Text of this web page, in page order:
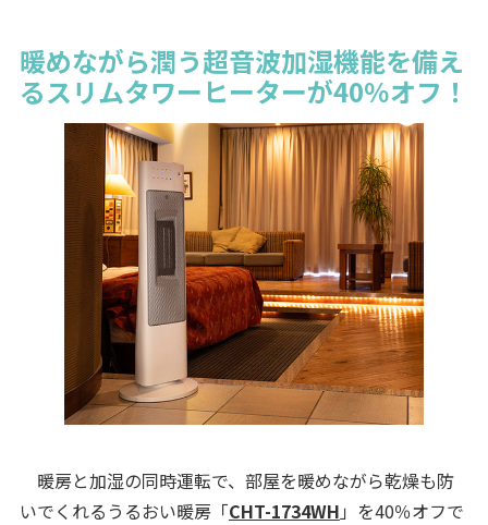
暖めながら潤う超音波加湿機能を備え
るスリムタワーヒーターが40％オフ！
暖房と加湿の同時運転で、部屋を暖めながら乾燥も防
いでくれるうるおい暖房「CHT-1734WH 」を40％オフで